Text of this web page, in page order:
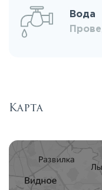
Вода
Карта